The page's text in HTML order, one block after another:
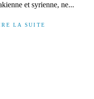
et syrienne, ne...
LA SUITE